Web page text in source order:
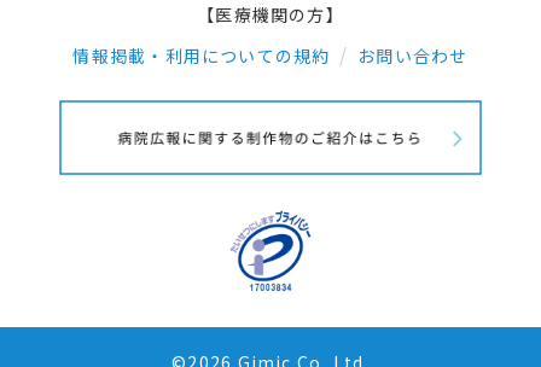
【医療機関の方】
情報掲載・利用についての規約
お問い合わせ